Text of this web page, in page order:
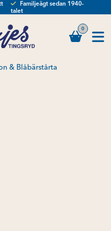
Familjeägt sedan 1940-
talet
0
& Blåbärstårta